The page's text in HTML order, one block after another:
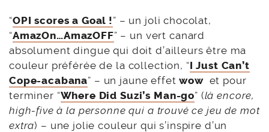
“OPI scores a Goal !” – un joli chocolat,
“AmazOn…AmazOFF” – un vert canard
absolument dingue qui doit d’ailleurs être ma
couleur préférée de la collection, “I Just Can’t
Cope-acabana” – un jaune effetwow et pour
terminer “Where Did Suzi’s Man-go” (là encore,
high-five à la personne qui a trouvé ce jeu de mot
extra) – une jolie couleur qui s’inspire d’un